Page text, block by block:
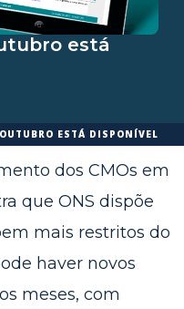
está
ESTÁ DISPONÍVEL
dos CMOs em
que ONS dispõe
mais restritos do
haver novos
meses, com